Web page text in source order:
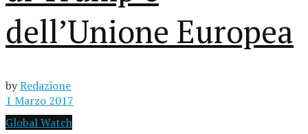
dell’Unione Europea
byRedazione
1 Marzo 2017
Global Watch